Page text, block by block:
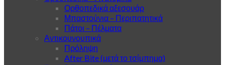
Ορθοπεδικά αξεσουάρ
Μπαστούνια – Περιπατητικά
Πάτοι – Πέλματα
Αντικουνουπικά
Πρόληψη
After Bite (μετά το τσίμπημα)